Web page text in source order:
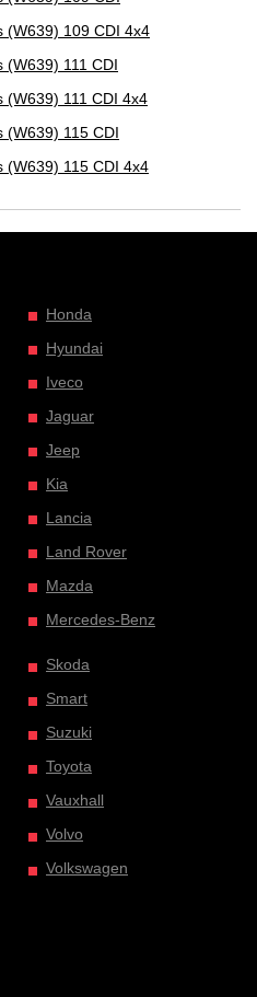
(W639) 109 CDI 4x4
(W639) 111 CDI
(W639) 111 CDI 4x4
(W639) 115 CDI
(W639) 115 CDI 4x4
Honda
Hyundai
Iveco
Jaguar
Jeep
Kia
Lancia
Land Rover
Mazda
Mercedes-Benz
Skoda
Smart
Suzuki
Toyota
Vauxhall
Volvo
Volkswagen